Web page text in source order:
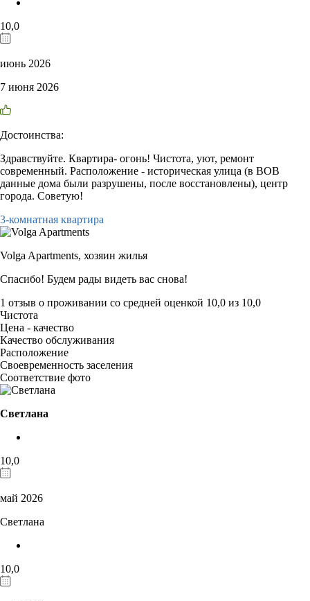
10,0
июнь 2026
7 июня 2026
Достоинства:
Здравствуйте. Квартира- огонь! Чистота, уют, ремонт
современный. Расположение - историческая улица (в ВОВ
данные дома были разрушены, после восстановлены), центр
города. Советую!
3-комнатная квартира
Volga Apartments, хозяин жилья
Спасибо! Будем рады видеть вас снова!
1 отзыв о проживании со средней оценкой 10,0 из 10,0
Чистота
Цена - качество
Качество обслуживания
Расположение
Своевременность заселения
Соответствие фото
Светлана
10,0
май 2026
Светлана
10,0